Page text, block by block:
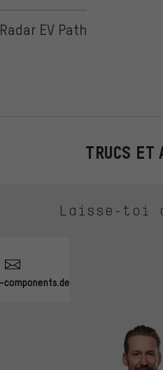
d'après 4 avis
EV Path
TRUCS ET
Laisse-toi